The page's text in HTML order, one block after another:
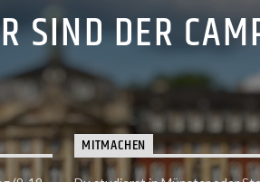
SIND DER
MITMACHEN